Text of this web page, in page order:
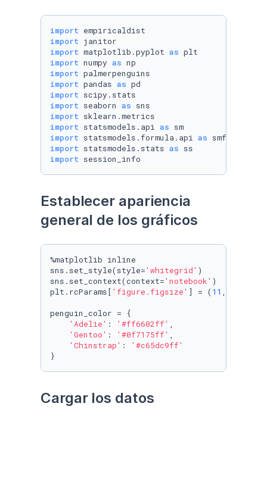
import
import
import matplotlib.pyplot as
import numpy as
import
import pandas as
import
import seaborn as
import
import statsmodels.api as
import statsmodels.formula.api as
import statsmodels.stats as
import session_info
Establecer apariencia
general de los gráficos
%matplotlib inline
sns.set_style(style='whitegrid' )
sns.set_context(context='notebook' )
plt.rcParams[ 'figure.figsize' ] = ( 11 ,
penguin_color = {
'Adelie' : '#ff6602ff' ,
'Gentoo' : '#0f7175ff' ,
'Chinstrap' :
'#c65dc9ff'
}
Cargar los datos